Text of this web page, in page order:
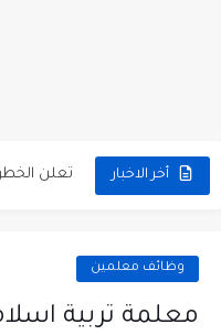
أخر الاخبار
وظائف معلمين
معلمة تربية